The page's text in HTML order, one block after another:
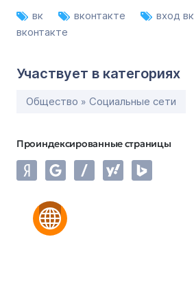
вк вконтакте вход вк
вконтакте
Участвует в категориях
Общество » Социальные сети
Проиндексированные страницы